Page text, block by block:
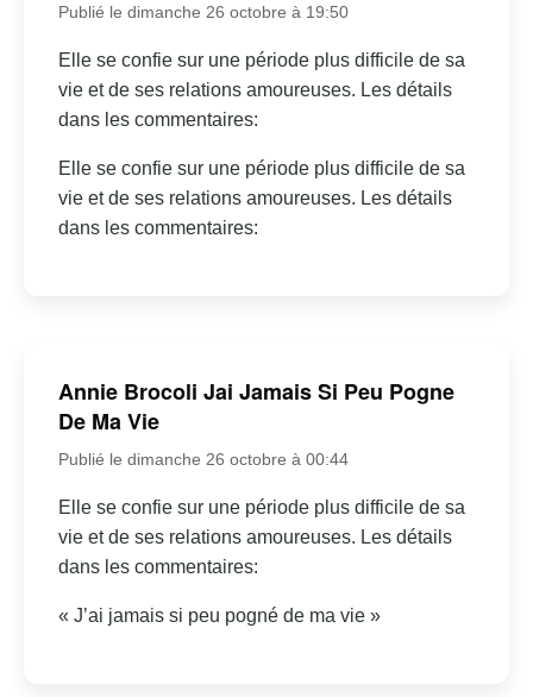
Publié le dimanche 26 octobre à 19:50
Elle se confie sur une période plus difficile de sa
vie et de ses relations amoureuses. Les détails
dans les commentaires:
Elle se confie sur une période plus difficile de sa
vie et de ses relations amoureuses. Les détails
dans les commentaires:
Annie Brocoli Jai Jamais Si Peu Pogne
De Ma Vie
Publié le dimanche 26 octobre à 00:44
Elle se confie sur une période plus difficile de sa
vie et de ses relations amoureuses. Les détails
dans les commentaires:
« J’ai jamais si peu pogné de ma vie »